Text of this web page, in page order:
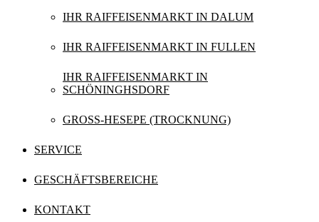
IHR RAIFFEISENMARKT IN DALUM
IHR RAIFFEISENMARKT IN FULLEN
IHR RAIFFEISENMARKT IN
SCHÖNINGHSDORF
GROSS-HESEPE (TROCKNUNG)
SERVICE
GESCHÄFTSBEREICHE
KONTAKT